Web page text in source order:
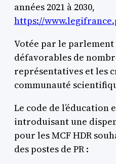
années 2021 à 2030,
https://
Votée par le
défavorables de
représentatives et les
communauté
Le code de l’éducation
introduisant une
pour les MCF HDR
des postes de PR :